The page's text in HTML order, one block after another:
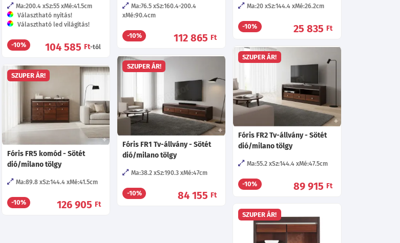
Ma:200.4 Sz:55 Mé:41.5cm
Választható nyitás!
Választható led világítás!
-10% 104 585 Ft-tól
Ma:76.5
Sz:160.4-200.4
Mé:90.4cm
-10% 112 865 Ft
Ma:20 Sz:144.4 Mé:26.2cm
-10% 25 835 Ft
SZUPER ÁR!
Fóris FR2 Tv-állvány - Sötét
dió/milano tölgy
Ma:55.2 Sz:144.4 Mé:47.5cm
-10% 89 915 Ft
SZUPER ÁR!
Fóris FR1 Tv-állvány - Sötét
dió/milano tölgy
Ma:38.2 Sz:190.3 Mé:47cm
-10% 84 155 Ft
SZUPER ÁR!
Fóris FR5 komód - Sötét
dió/milano tölgy
Ma:89.8 Sz:144.4 Mé:41.5cm
-10% 126 905 Ft
SZUPER ÁR!